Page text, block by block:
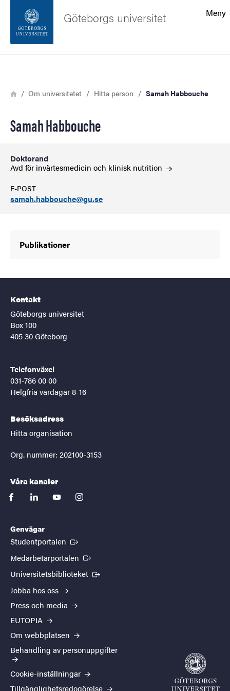
Sidfoten
Meny
Göteborgs universitet
Länkstig
HemOm universitetet Hitta person Samah Habbouche
Samah Habbouche
Doktorand
Avd för invärtesmedicin och klinisk nutrition
E-POST
samah.habbouche@gu.se
Publikationer
Kontakt
Göteborgs universitet
Box 100
405 30 Göteborg
Telefonväxel
031-786 00 00
Helgfria vardagar 8-16
Besöksadress
Hitta organisation
Org. nummer: 202100-3153
Våra kanaler
facebooklinkedinyoutubeinstagram
Genvägar
Studentportalen (Extern länk)
Medarbetarportalen (Extern länk)
Universitetsbiblioteket (Extern länk)
Jobba hos oss
Press och media
EUTOPIA
Om webbplatsen
Behandling av personuppgifter
Cookie-inställningar
Tillgänglighetsredogörelse